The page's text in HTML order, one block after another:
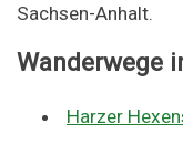
Sachsen-Anhalt.
Wanderwege
Harzer